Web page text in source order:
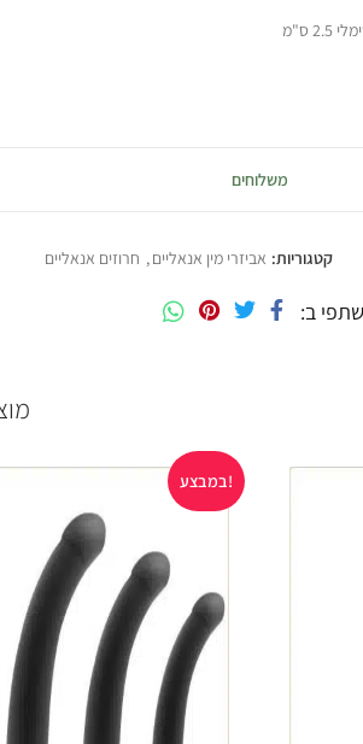
משלוחים
קטגוריות: אביזרי מין אנאליים, חרוזים אנאליים
שתפי ב
במבצע!